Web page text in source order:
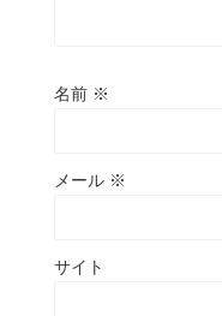
名前 ※
メール ※
サイト